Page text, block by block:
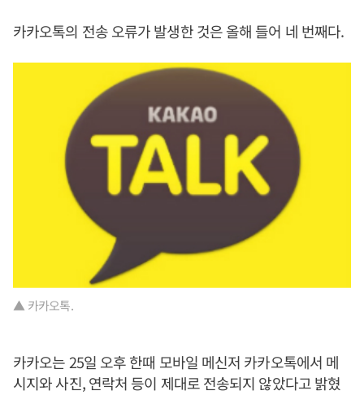
카카오톡의 전송 오류가 발생한 것은 올해 들어 네 번째다.
▲ 카카오톡.
카카오는 25일 오후 한때 모바일 메신저 카카오톡에서 메
시지와 사진, 연락처 등이 제대로 전송되지 않았다고 밝혔